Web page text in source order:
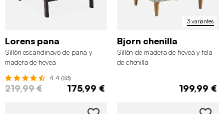
Lorens pana
Sillón escandinavo de pana y
madera de hevea
4.4 (83)
219,99 € 175,99 €
3 variantes
Bjorn chenilla
Sillón de madera de hevea y tela
de chenilla
199,99 €